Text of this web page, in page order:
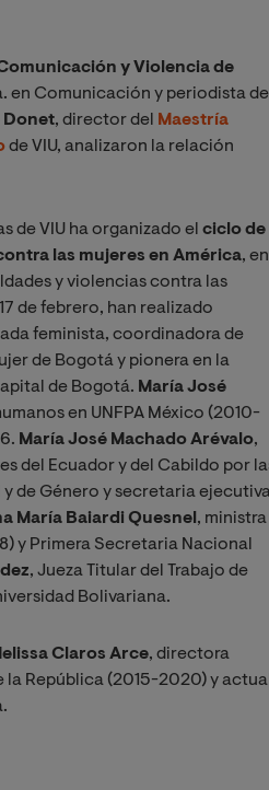
y Violencia de
en Comunicación y periodista de
Donet, director del Maestría
de VIU, analizaron la relación
de VIU ha organizado el ciclo de
las mujeres en América, en
y violencias contra las
de febrero, han realizado
feminista, coordinadora de
de Bogotá y pionera en la
de Bogotá. María José
en UNFPA México (2010-
María José Machado Arévalo,
del Ecuador y del Cabildo por
de Género y secretaria
María Baiardi Quesnel, ministra
y Primera Secretaria Nacional
, Jueza Titular del Trabajo de
Bolivariana.
Claros Arce, directora
la República (2015-2020) y